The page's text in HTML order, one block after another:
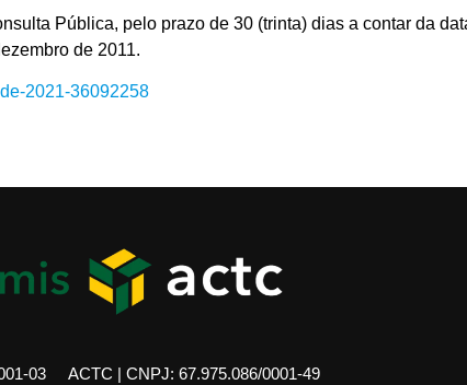
Pública, pelo prazo de 30 (trinta) dias a contar da
de 2011.
2021-36092258
03 ACTC | CNPJ: 67.975.086/0001-49